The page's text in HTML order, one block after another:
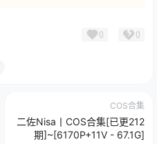
0 0
COS合集
二佐Nisa丨COS合集[已更212
期]~[6170P+11V - 67.1G]